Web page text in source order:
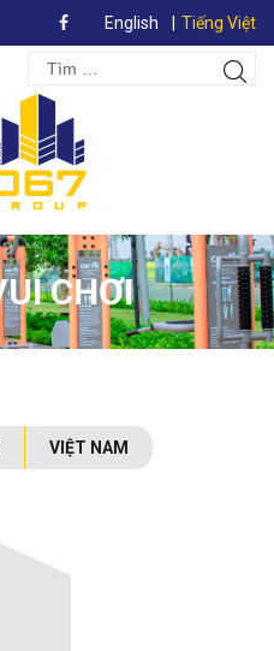
English Tiếng Việt
Search
for:
Tìm
CHƠI
VIỆT NAM